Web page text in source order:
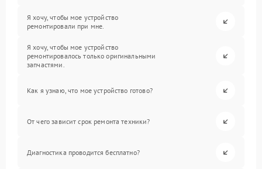
Я хочу, чтобы мое устройство
ремонтировали при мне.
Я хочу, чтобы мое устройство
ремонтировалось только оригинальными
запчастями.
Как я узнаю, что мое устройство готово?
От чего зависит срок ремонта техники?
Диагностика проводится бесплатно?